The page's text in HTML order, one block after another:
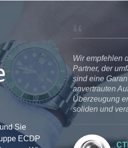
Sie
ECDP
Wir empfehlen
Partner, der
sind eine
anvertrauten
Überzeugung
soliden und